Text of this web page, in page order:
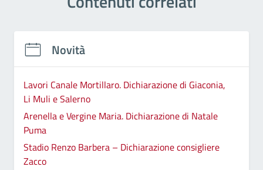
Novità
Lavori Canale Mortillaro. Dichiarazione di Giaconia,
Li Muli e Salerno
Arenella e Vergine Maria. Dichiarazione di Natale
Puma
Stadio Renzo Barbera – Dichiarazione consigliere
Zacco